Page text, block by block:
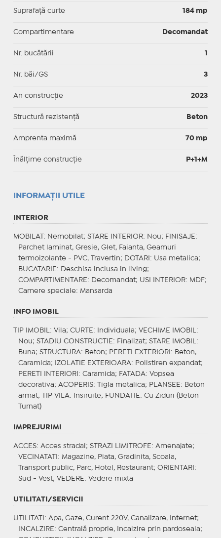
Suprafaţă curte 184 mp
Compartimentare Decomandat
Nr. bucătării 1
Nr. băi/GS 3
An construcție 2023
Structură rezistență Beton
Amprenta maximă 70 mp
Înălțime construcție P+1+M
INFORMAŢII UTILE
INTERIOR
MOBILAT : Nemobilat; STARE INTERIOR: Nou; FINISAJE :
Parchet laminat, Gresie, Glet, Faianta, Geamuri
termoizolante - PVC, Travertin;
DOTARI : Usa metalica;
BUCATARIE : Deschisa inclusa in living;
COMPARTIMENTARE : Decomandat; USI INTERIOR: MDF;
Camere speciale: Mansarda
INFO IMOBIL
TIP IMOBIL : Vila; CURTE : Individuala; VECHIME IMOBIL :
Nou; STADIU CONSTRUCTIE : Finalizat; STARE IMOBIL :
Buna; STRUCTURA: Beton; PERETI EXTERIORI : Beton,
Caramida;
IZOLATIE EXTERIOARA: Polistiren expandat;
PERETI INTERIORI : Caramida; FATADA: Vopsea
decorativa; ACOPERIS: Tigla metalica; PLANSEE : Beton
armat;
TIP VILA: Insiruite; FUNDATIE : Cu Ziduri (Beton
Turnat)
IMPREJURIMI
ACCES: Acces stradal; STRAZI LIMITROFE : Amenajate;
VECINATATI : Magazine, Piata, Gradinita, Scoala,
Transport public, Parc, Hotel, Restaurant; ORIENTARI :
Sud - Vest; VEDERE : Vedere mixta
UTILITATI/SERVICII
UTILITATI : Apa, Gaze, Curent 220V, Canalizare, Internet;
INCALZIRE : Centrală proprie, Incalzire prin pardoseala;